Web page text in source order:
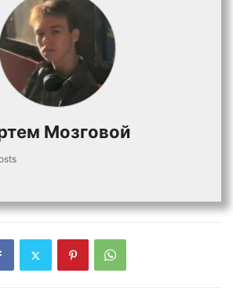
Мозговой